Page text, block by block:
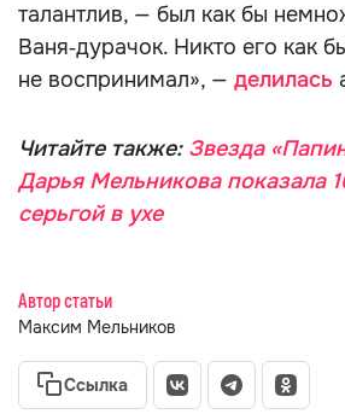
талантлив, — был как бы
Ваня‑дурачок. Никто его как
не воспринимал», — делилась
Читайте также: Звезда
Дарья Мельникова показала
серьгой в ухе
Автор статьи
Максим Мельников
Ссылка